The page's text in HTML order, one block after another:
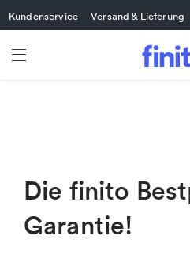
Kundenservice Versand & Lieferung
Die finito
Garantie!